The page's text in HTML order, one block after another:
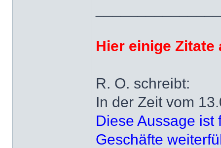
Hier einige
R. O. schreibt:
In der Zeit vom
Diese Aussage
Geschäfte